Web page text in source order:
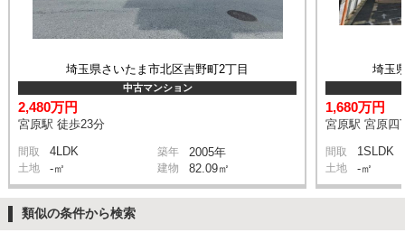
埼玉県さいたま市北区吉野町2丁目
中古マンション
2,480万円
宮原駅 徒歩23分
間取 4LDK 築年 2005年
土地 -㎡ 建物 82.09㎡
埼玉
1,680万円
宮原駅 宮原四
間取 1SLDK
土地 -㎡
類似の条件から検索